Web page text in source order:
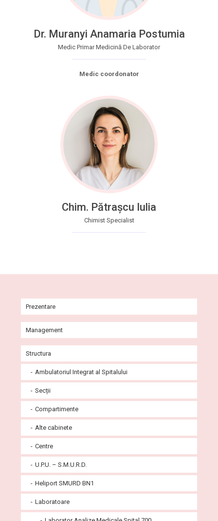
Dr. Muranyi Anamaria Postumia
Medic Primar Medicină De Laborator
Medic coordonator
Chim. Pătrașcu Iulia
Chimist Specialist
Prezentare
Misiune și viziune
Agenda conducerii
Galerie imagini
Programe
Certificate și acreditări
Instituții partenere
Comunicate
Listă legislaţie incidentă personalului
Știri și evenimente
Articole științifice medicale
Management
Structura
Ambulatoriul Integrat al Spitalului
Cabinete Ambulatoriu
Secții
Compartimente
Alte cabinete
Centre
U.P.U. – S.M.U.R.D.
U.P.U. – S.M.U.R.D. – Pediatrie
Radiologie și imagistică medicală-CT-UPU
Heliport SMURD BN1
Laboratoare